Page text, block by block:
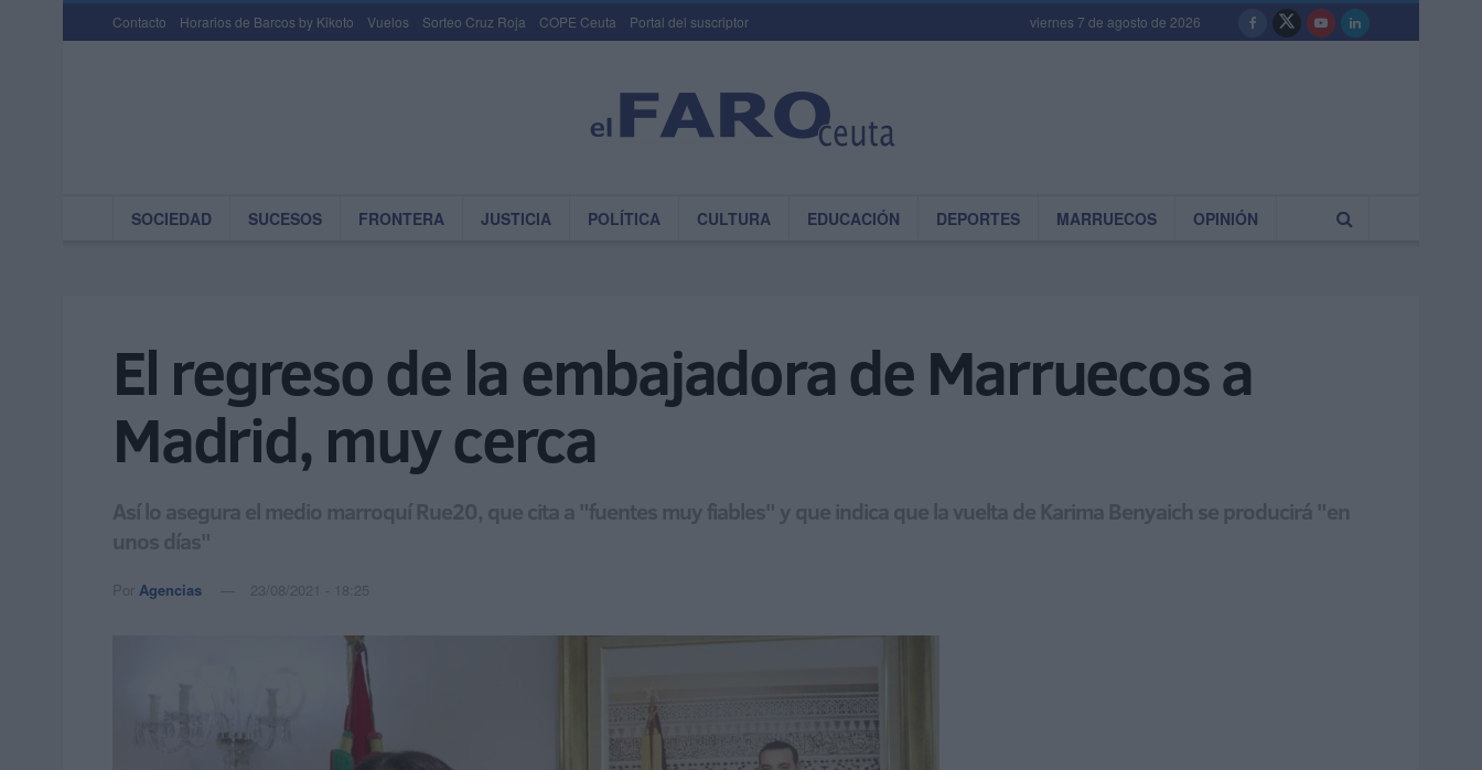
Contacto Horarios de Barcos by Kikoto Vuelos Sorteo Cruz Roja COPE Ceuta Portal del suscriptor viernes 7 de agosto de 2026
SOCIEDAD SUCESOS FRONTERA JUSTICIA POLÍTICA CULTURA EDUCACIÓN DEPORTES MARRUECOS OPINIÓN
El regreso de la embajadora de Marruecos a
Madrid, muy cerca
Así lo asegura el medio marroquí Rue20, que cita a "fuentes muy fiables" y que indica que la vuelta de Karima Benyaich se producirá "en
unos días"
Por Agencias 23/08/2021 - 18:25